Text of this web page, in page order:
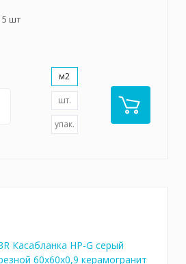
5 шт
м2
шт.
упак.